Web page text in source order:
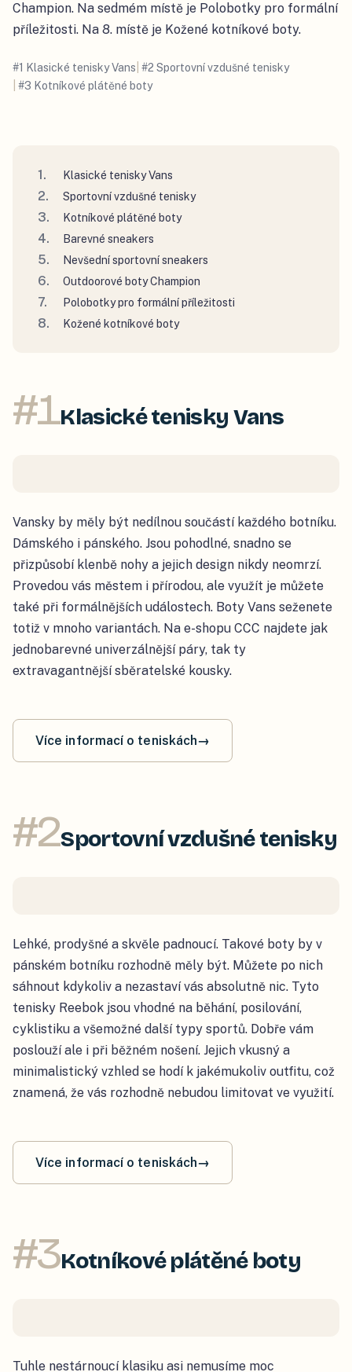
Champion. Na sedmém místě je Polobotky pro formální
příležitosti. Na 8. místě je Kožené kotníkové boty.
#1 Klasické tenisky Vans #2 Sportovní vzdušné tenisky
#3 Kotníkové plátěné boty
Klasické tenisky Vans
Sportovní vzdušné tenisky
Kotníkové plátěné boty
Barevné sneakers
Nevšední sportovní sneakers
Outdoorové boty Champion
Polobotky pro formální příležitosti
Kožené kotníkové boty
#1Klasické tenisky Vans
Vansky by měly být nedílnou součástí každého botníku.
Dámského i pánského. Jsou pohodlné, snadno se
přizpůsobí klenbě nohy a jejich design nikdy neomrzí.
Provedou vás městem i přírodou, ale využít je můžete
také při formálnějších událostech. Boty Vans seženete
totiž v mnoho variantách. Na e-shopu CCC najdete jak
jednobarevné univerzálnější páry, tak ty
extravagantnější sběratelské kousky.
Více informací o teniskách→
#2Sportovní vzdušné tenisky
Lehké, prodyšné a skvěle padnoucí. Takové boty by v
pánském botníku rozhodně měly být. Můžete po nich
sáhnout kdykoliv a nezastaví vás absolutně nic. Tyto
tenisky Reebok jsou vhodné na běhání, posilování,
cyklistiku a všemožné další typy sportů. Dobře vám
poslouží ale i při běžném nošení. Jejich vkusný a
minimalistický vzhled se hodí k jakémukoliv outfitu, což
znamená, že vás rozhodně nebudou limitovat ve využití.
Více informací o teniskách→
#3Kotníkové plátěné boty
Tuhle nestárnoucí klasiku asi nemusíme moc